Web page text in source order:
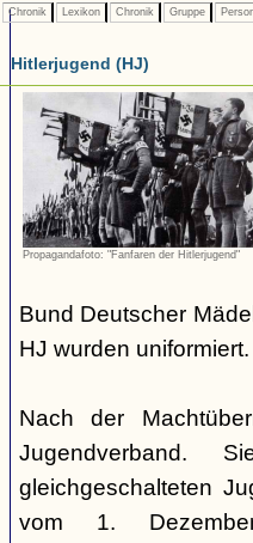
Chronik Lexikon Chronik Gruppe
Hitlerjugend (HJ)
Propagandafoto: "Fanfaren der Hitlerjugend"
Bund Deutscher
HJ wurden uniformiert.
Nach der
Jugendverband.
gleichgeschalteten
vom 1.